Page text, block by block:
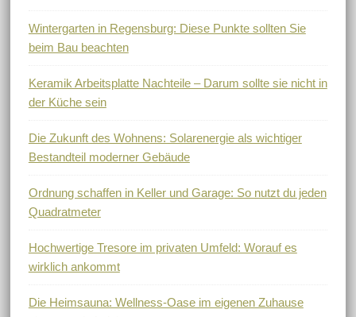
Wintergarten in Regensburg: Diese Punkte sollten Sie
beim Bau beachten
Keramik Arbeitsplatte Nachteile – Darum sollte sie nicht in
der Küche sein
Die Zukunft des Wohnens: Solarenergie als wichtiger
Bestandteil moderner Gebäude
Ordnung schaffen in Keller und Garage: So nutzt du jeden
Quadratmeter
Hochwertige Tresore im privaten Umfeld: Worauf es
wirklich ankommt
Die Heimsauna: Wellness-Oase im eigenen Zuhause